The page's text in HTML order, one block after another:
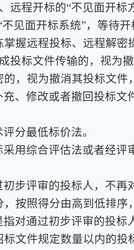
远程开标的“不见面开
见面开标系统”，等待
握远程投标、远程解密
投标文件传输的，视为
，视为撤消其投标文件
、修改或者撤回投标文
分最低标价法。
用综合评估法或者经
初步评审的投标人，不
按照得分由高到低排序
指对通过初步评审的投
文件规定数量以内的